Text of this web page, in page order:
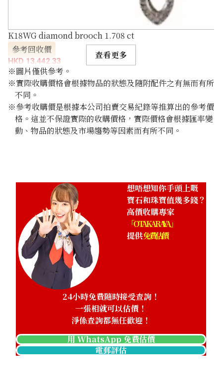
K18WG diamond brooch 1.708 ct
參考回收價
HKD 13,442.33
查看更多
※圖片僅供參考。
※實際收購價格會根據物品的狀態及隨附配件之有無而有所
不同。
※參考收購價是根據本公司拍賣交易紀錄等推算出的參考價
格。這並不保證實際的收購價格，實際價格會根據匯率變
動、物品的狀態及市場趨勢等因素而有所不同。
想唔想知你手頭上嘅
寶石和珠寶值幾多錢？
高價收購專家
「OTAKARAYA」
提供免費估價
24小時免費隨時接受查詢！
一張相就可以估價！
淨係查詢都無任歡迎！
用 WhatsApp 免費估價
電郵評估